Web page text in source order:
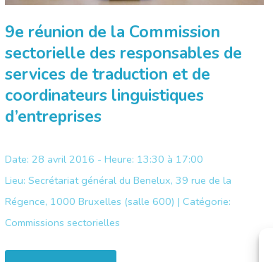
9e réunion de la Commission
sectorielle des responsables de
services de traduction et de
coordinateurs linguistiques
d’entreprises
Date: 28 avril 2016 - Heure: 13:30 à 17:00
Lieu: Secrétariat général du Benelux, 39 rue de la
Régence, 1000 Bruxelles (salle 600) | Catégorie:
Commissions sectorielles